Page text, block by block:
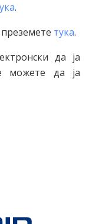
.
тука.
да ја
можете да ја